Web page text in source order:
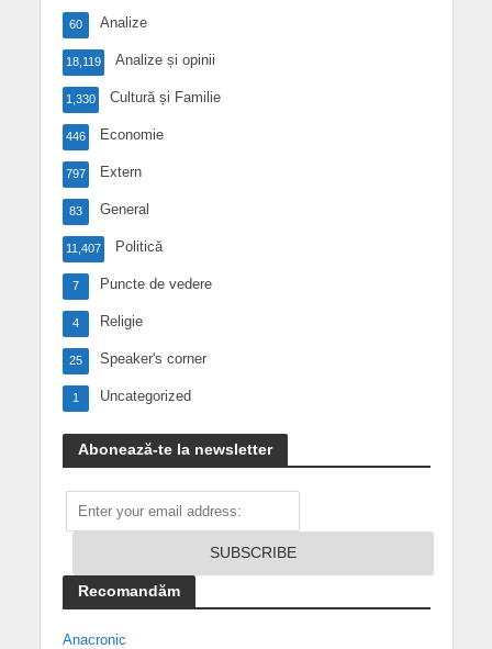
Analize
60
Analize și opinii
18,119
Cultură și Familie
1,330
Economie
446
Extern
797
General
83
Politică
11,407
Puncte de vedere
7
Religie
4
Speaker's corner
25
Uncategorized
1
Abonează-te la newsletter
Recomandăm
Anacronic